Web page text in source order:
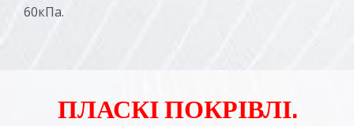
60кПа.
ПЛАСКІ ПОКРІВЛІ.